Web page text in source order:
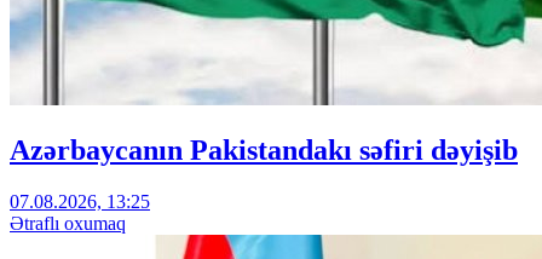
Azərbaycanın Pakistandakı səfiri dəyişib
07.08.2026, 13:25
Ətraflı oxumaq